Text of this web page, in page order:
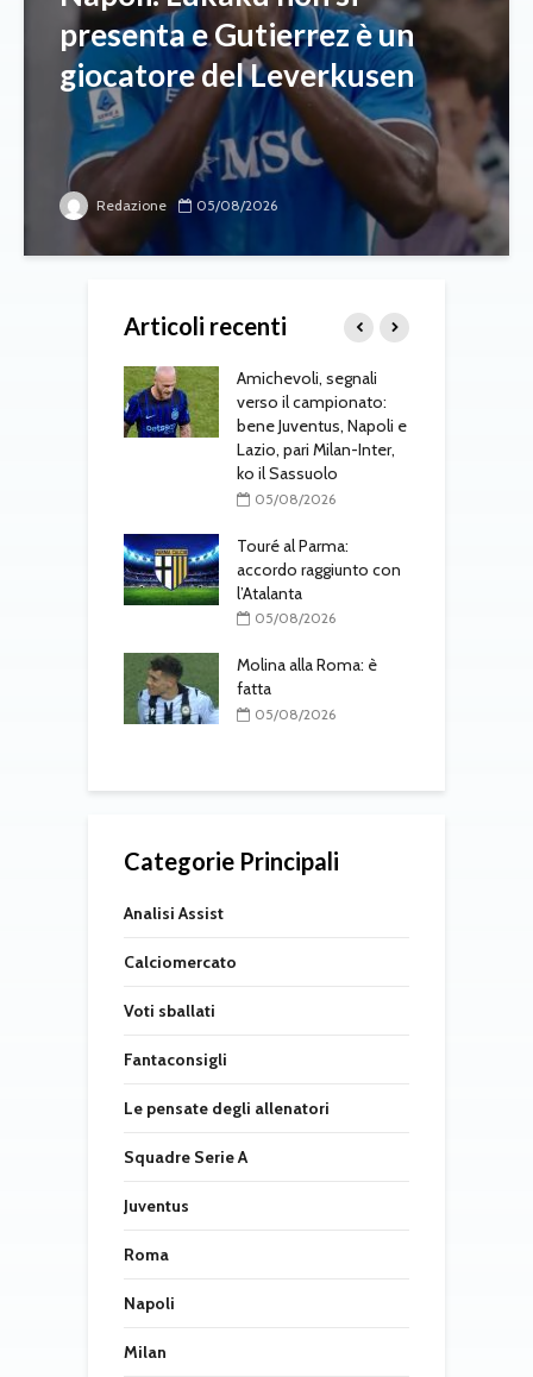
presenta e Gutierrez è un
giocatore del Leverkusen
Redazione 05/08/2026
Articoli recenti
Amichevoli, segnali
verso il campionato:
bene Juventus, Napoli e
Lazio, pari Milan-Inter,
ko il Sassuolo
05/08/2026
Touré al Parma:
accordo raggiunto con
l’Atalanta
05/08/2026
Molina alla Roma: è
fatta
05/08/2026
Categorie Principali
Analisi Assist
Calciomercato
Voti sballati
Fantaconsigli
Le pensate degli allenatori
Squadre Serie A
Juventus
Roma
Napoli
Milan